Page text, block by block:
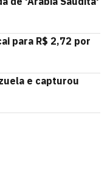
para R$ 2,72 por
e capturou